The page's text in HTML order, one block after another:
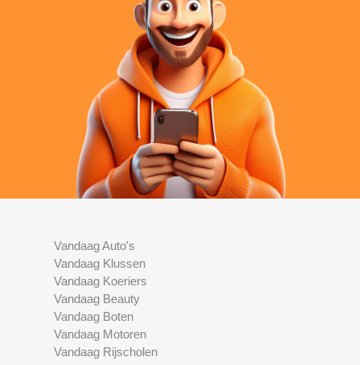
Vandaag Auto's
Vandaag Klussen
Vandaag Koeriers
Vandaag Beauty
Vandaag Boten
Vandaag Motoren
Vandaag Rijscholen